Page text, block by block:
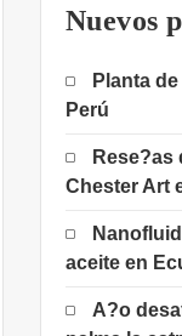
Nuevos
Planta
Perú
Rese?as
Chester Art
aceite en
A?o